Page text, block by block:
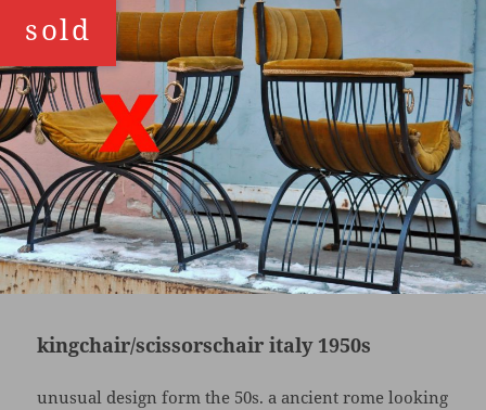
kingchair/scissorschair italy 1950s
unusual design form the 50s. a ancient rome looking